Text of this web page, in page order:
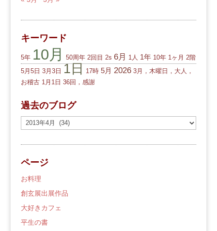
キーワード
5年 10月 50周年 2回目 2s 6月 1人 1年 10年 1ヶ月 2階
5月5日 3月3日 1日 17時 5月 2026 3月，木曜日，大人，
お稽古 1月1日 36回，感謝
過去のブログ
過
去
の
ロ
グ
ページ
お料理
創玄展出展作品
大好きカフェ
平生の書